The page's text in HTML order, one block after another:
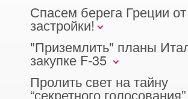
Спасем берега Греции от
застройки!
"Приземлить" планы
закупке F-35
Пролить свет на тайну
“секретного голосования”